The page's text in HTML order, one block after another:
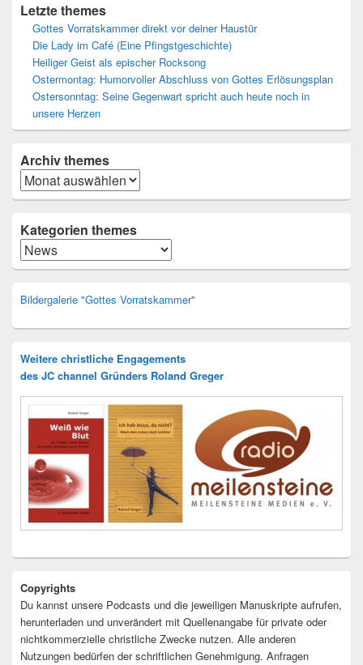
Letzte themes
Gottes Vorratskammer direkt vor deiner Haustür
Die Lady im Café (Eine Pfingstgeschichte)
Heiliger Geist als epischer Rocksong
Ostermontag: Humorvoller Abschluss von Gottes Erlösungsplan
Ostersonntag: Seine Gegenwart spricht auch heute noch in
unsere Herzen
Archivthemes
Archiv
Kategorien themes
Kategorien
Bildergalerie "Gottes Vorratskammer"
Weitere christliche Engagements
des JC channel Gründers Roland Greger
Copyrights
Du kannst unsere Podcasts und die jeweiligen Manuskripte aufrufen,
herunterladen und unverändert mit Quellenangabe für private oder
nichtkommerzielle christliche Zwecke nutzen. Alle anderen
Nutzungen bedürfen der schriftlichen Genehmigung. Anfragen